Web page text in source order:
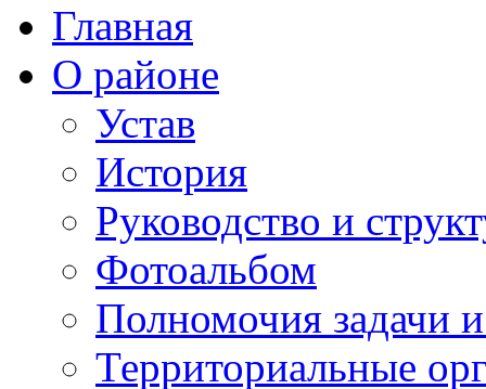
Главная
О районе
Устав
История
Руководство и
Фотоальбом
Полномочия задачи
Территориальные